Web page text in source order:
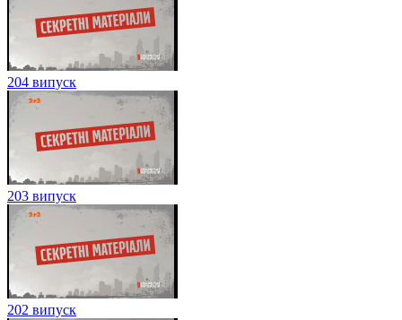
204 випуск
203 випуск
202 випуск